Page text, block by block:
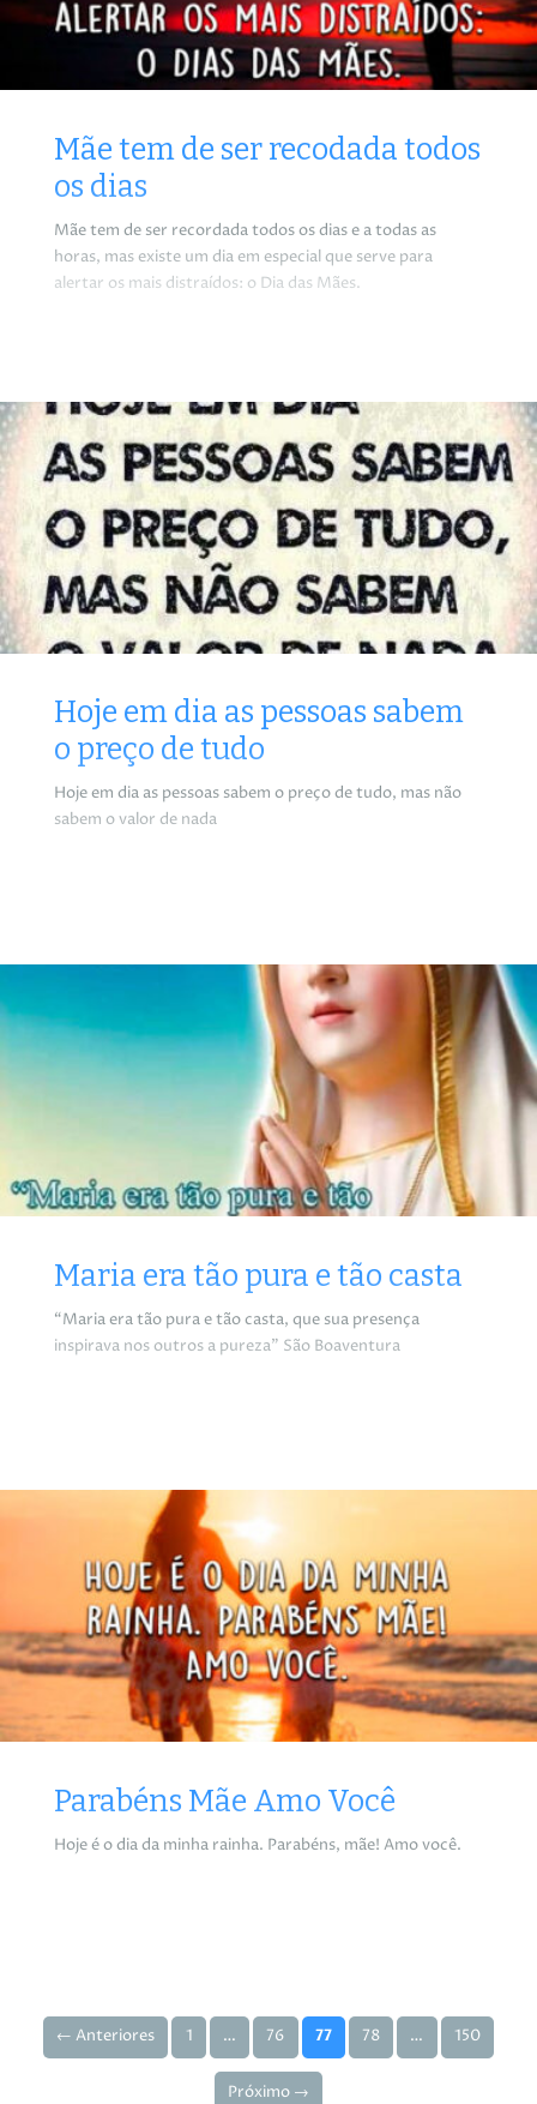
Mãe tem de ser recodada todos
os dias
Mãe tem de ser recordada todos os dias e a todas as
horas, mas existe um dia em especial que serve para
alertar os mais distraídos: o Dia das Mães.
Hoje em dia as pessoas sabem
o preço de tudo
Hoje em dia as pessoas sabem o preço de tudo, mas não
sabem o valor de nada
Maria era tão pura e tão casta
“Maria era tão pura e tão casta, que sua presença
inspirava nos outros a pureza” São Boaventura
Parabéns Mãe Amo Você
Hoje é o dia da minha rainha. Parabéns, mãe! Amo você.
Paginação de posts
← Anteriores 1 … 76 77 78 … 150
Próximo →